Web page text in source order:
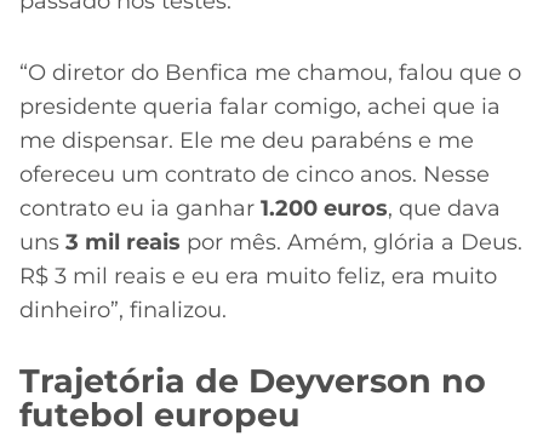
“O diretor do Benfica me chamou, falou que o
presidente queria falar comigo, achei que ia
me dispensar. Ele me deu parabéns e me
ofereceu um contrato de cinco anos. Nesse
contrato eu ia ganhar 1.200 euros, que dava
uns 3 mil reais por mês. Amém, glória a Deus.
R$ 3 mil reais e eu era muito feliz, era muito
dinheiro”, finalizou.
Trajetória de Deyverson no
futebol europeu